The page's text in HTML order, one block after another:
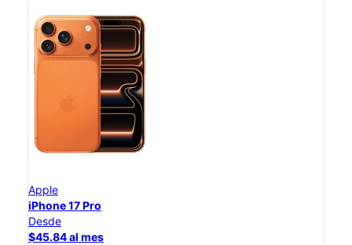
Apple
iPhone 17 Pro
Desde
$45.84 al mes